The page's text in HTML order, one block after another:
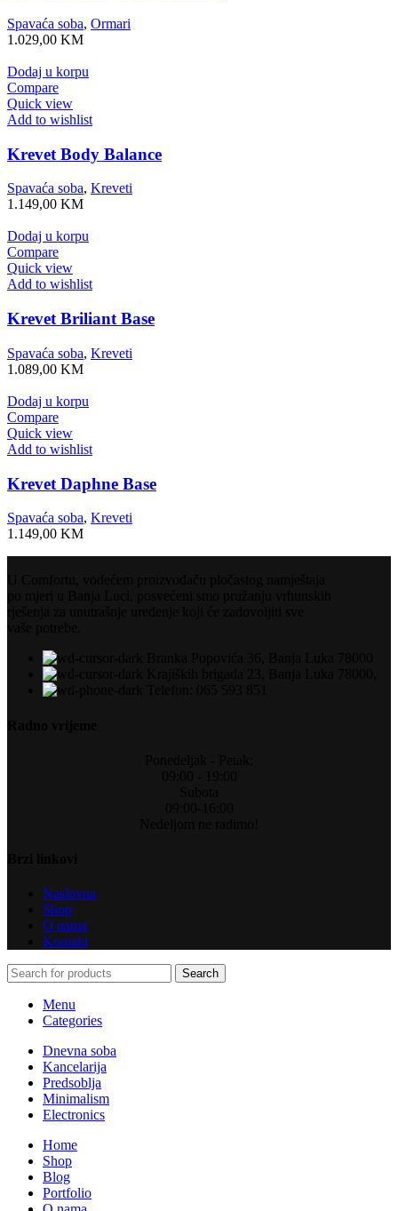
Spavaća soba, Ormari
1.029,00 KM
Dodaj u korpu
Compare
Quick view
Add to wishlist
Krevet Body Balance
Spavaća soba, Kreveti
1.149,00 KM
Dodaj u korpu
Compare
Quick view
Add to wishlist
Krevet Briliant Base
Spavaća soba, Kreveti
1.089,00 KM
Dodaj u korpu
Compare
Quick view
Add to wishlist
Krevet Daphne Base
Spavaća soba, Kreveti
1.149,00 KM
Naslovna
Shop
O nama
Kontakt
Search
Menu
Categories
Dnevna soba
Kancelarija
Predsoblja
Minimalism
Electronics
Home
Shop
Blog
Portfolio